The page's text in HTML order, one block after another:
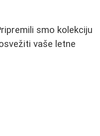
smo kolekciju
vaše letne